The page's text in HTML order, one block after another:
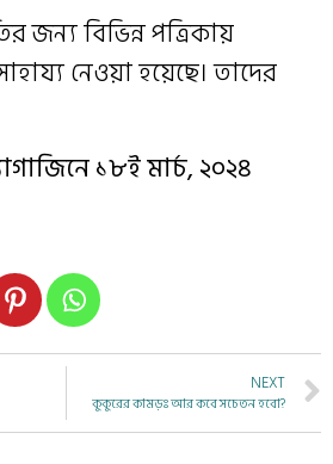
জন্য বিভিন্ন পত্রিকায়
নেওয়া হয়েছে। তাদের
১৮ই মার্চ, ২০২৪
NEXT
কুকুরের কামড়ঃ আর কবে সচেতন হবো?